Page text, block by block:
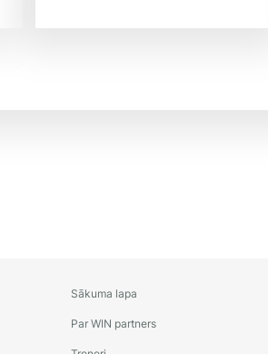
Sākuma lapa
Par WIN partners